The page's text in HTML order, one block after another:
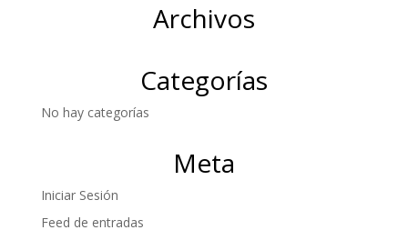
Archivos
Categorías
No hay categorías
Meta
Iniciar Sesión
Feed de entradas